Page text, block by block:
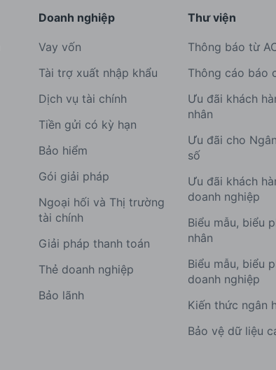
Doanh nghiệp
Vay vốn
Tài trợ xuất nhập khẩu
Dịch vụ tài chính
Tiền gửi có kỳ hạn
Bảo hiểm
Gói giải pháp
Ngoại hối và Thị trường
tài chính
Giải pháp thanh toán
Thẻ doanh nghiệp
Bảo lãnh
Thư viện
Thông báo từ
Thông cáo báo
Ưu đãi khách
nhân
Ưu đãi cho
số
Ưu đãi khách
doanh nghiệp
Biểu mẫu, biểu
nhân
Biểu mẫu, biểu
doanh nghiệp
Kiến thức ngân
Bảo vệ dữ liệu